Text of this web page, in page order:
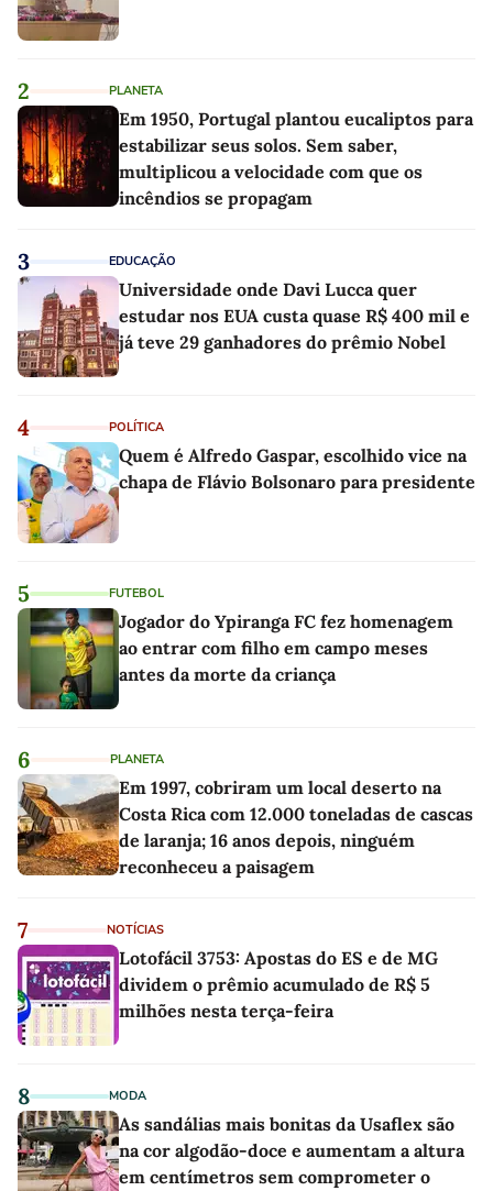
2 PLANETA
Em 1950, Portugal plantou eucaliptos para
estabilizar seus solos. Sem saber,
multiplicou a velocidade com que os
incêndios se propagam
3 EDUCAÇÃO
Universidade onde Davi Lucca quer
estudar nos EUA custa quase R$ 400 mil e
já teve 29 ganhadores do prêmio Nobel
4 POLÍTICA
Quem é Alfredo Gaspar, escolhido vice na
chapa de Flávio Bolsonaro para presidente
5 FUTEBOL
Jogador do Ypiranga FC fez homenagem
ao entrar com filho em campo meses
antes da morte da criança
6 PLANETA
Em 1997, cobriram um local deserto na
Costa Rica com 12.000 toneladas de cascas
de laranja; 16 anos depois, ninguém
reconheceu a paisagem
7 NOTÍCIAS
Lotofácil 3753: Apostas do ES e de MG
dividem o prêmio acumulado de R$ 5
milhões nesta terça-feira
8 MODA
As sandálias mais bonitas da Usaflex são
na cor algodão-doce e aumentam a altura
em centímetros sem comprometer o